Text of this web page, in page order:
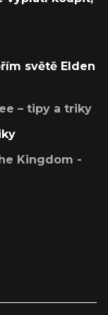
světě Elden
– tipy a triky
Kingdom -